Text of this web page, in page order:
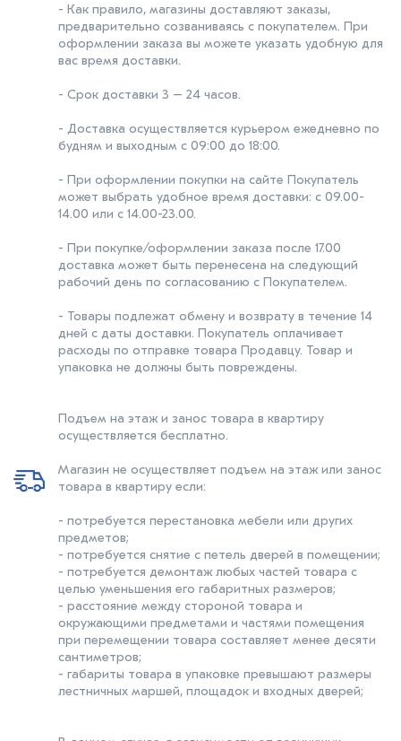
- Как правило, магазины доставляют заказы,
предварительно созваниваясь с покупателем. При
оформлении заказа вы можете указать удобную для
вас время доставки.
- Срок доставки 3 – 24 часов.
- Доставка осуществляется курьером ежедневно по
будням и выходным с 09:00 до 18:00.
- При оформлении покупки на сайте Покупатель
может выбрать удобное время доставки: с 09.00-
14.00 или с 14.00-23.00.
- При покупке/оформлении заказа после 17.00
доставка может быть перенесена на следующий
рабочий день по согласованию с Покупателем.
- Товары подлежат обмену и возврату в течение 14
дней с даты доставки. Покупатель оплачивает
расходы по отправке товара Продавцу. Товар и
упаковка не должны быть повреждены.
Подъем на этаж и занос товара в квартиру
осуществляется бесплатно.
Магазин не осуществляет подъем на этаж или занос
товара в квартиру если:
- потребуется перестановка мебели или других
предметов;
- потребуется снятие с петель дверей в помещении;
- потребуется демонтаж любых частей товара с
целью уменьшения его габаритных размеров;
- расстояние между стороной товара и
окружающими предметами и частями помещения
при перемещении товара составляет менее десяти
сантиметров;
- габариты товара в упаковке превышают размеры
лестничных маршей, площадок и входных дверей;